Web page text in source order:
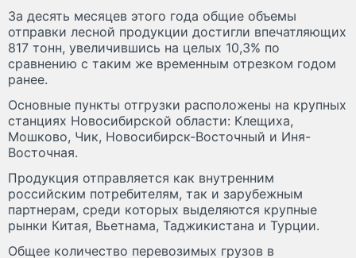
За десять месяцев этого года общие объемы
отправки лесной продукции достигли впечатляющих
817 тонн, увеличившись на целых 10,3% по
сравнению с таким же временным отрезком годом
ранее.
Основные пункты отгрузки расположены на крупных
станциях Новосибирской области: Клещиха,
Мошково, Чик, Новосибирск-Восточный и Иня-
Восточная.
Продукция отправляется как внутренним
российским потребителям, так и зарубежным
партнерам, среди которых выделяются крупные
рынки Китая, Вьетнама, Таджикистана и Турции.
Общее количество перевозимых грузов в